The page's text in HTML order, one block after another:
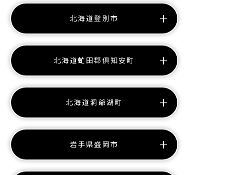
北海道登別市
北海道虻田郡倶知安町
北海道洞爺湖町
岩手県盛岡市